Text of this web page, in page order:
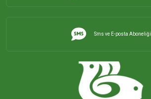
Sms ve E-posta Aboneliği